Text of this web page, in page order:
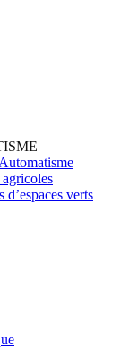
d’espaces verts